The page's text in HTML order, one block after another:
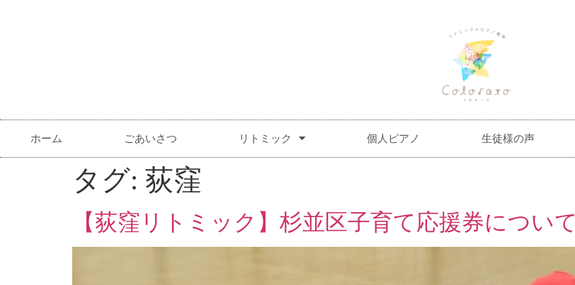
ホーム ごあいさつ リトミック 個人ピアノ 生徒様の声
タグ: 荻窪
【荻窪リトミック】杉並区子育て応援券について